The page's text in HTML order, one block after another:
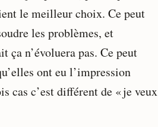
le meilleur choix. Ce peut
les problèmes, et
ça n’évoluera pas. Ce peut
ont eu l’impression
cas c’est différent de « je veux